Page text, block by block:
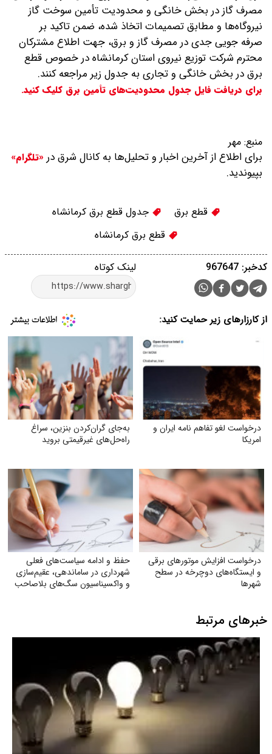
مصرف گاز در بخش خانگی و محدودیت تأمین سوخت گاز
نیروگاه‌ها و مطابق تصمیمات اتخاذ شده، ضمن تاکید بر
صرفه جویی جدی در مصرف گاز و برق، جهت اطلاع مشترکان
محترم شرکت توزیع نیروی استان کرمانشاه در خصوص قطع
برق در بخش خانگی و تجاری به جدول زیر مراجعه کنند.
برای دریافت فایل جدول محدودیت‌های تأمین برق کلیک کنید.
منبع: مهر
برای اطلاع از آخرین اخبار و تحلیل‌ها به کانال شرق در «تلگرام»
بپیوندید.
قطع برق
جدول قطع برق کرمانشاه
قطع برق کرمانشاه
لینک کوتاه کدخبر: 967647
از کارزارهای زیر حمایت کنید:
درخواست لغو تفاهم نامه ایران و
امریکا
به‌جای گران‌کردن بنزین، سراغ
راه‌حل‌های غیرقیمتی بروید
درخواست افزایش موتورهای برقی
و ایستگاه‌های دوچرخه در سطح
شهرها
حفظ و ادامه سیاست‌های فعلی
شهرداری در ساماندهی، عقیم‌سازی
و واکسیناسیون سگ‌های بلاصاحب
خبرهای مرتبط